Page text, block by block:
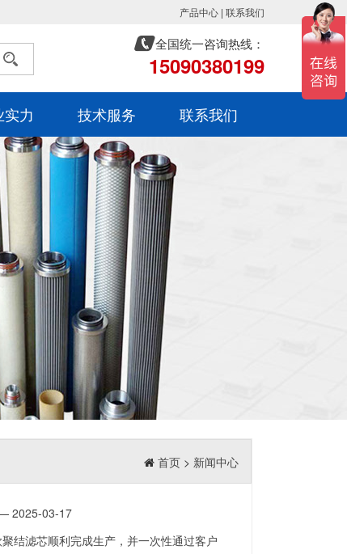
产品中心 | 联系我们
全国统一咨询热线：
15090380199
力 技术服务 联系我们
首页 > 新闻中心
03-17
结滤芯顺利完成生产，并一次性通过客户